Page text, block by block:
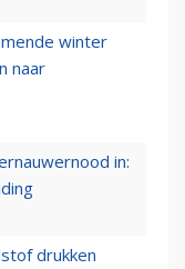
winter
naar
in:
drukken